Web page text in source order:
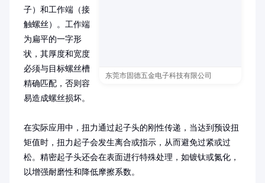
东莞市固德五金电子科技有限公司
子）和工作端（接
触螺丝）。工作端
为扁平的一字形
状，其厚度和宽度
必须与目标螺丝槽
精确匹配，否则容
易造成螺丝损坏。
在实际应用中，扭力通过起子头的刚性传递，当达到预设扭
矩值时，扭力起子会发生离合或指示，从而避免过紧或过
松。精密起子头还会在表面进行特殊处理，如镀钛或氮化，
以增强耐磨性和降低摩擦系数。